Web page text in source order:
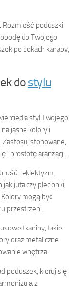
Rozmieść poduszki
do Twojego
po bokach kanapy,
do stylu
styl Twojego
jasne kolory i
Zastosuj stonowane,
i prostotę aranżacji.
i eklektyzm.
juta czy plecionki,
mogą być
przestrzeni.
tkaniny, takie
oraz metaliczne
wnętrza.
poduszek, kieruj się
z